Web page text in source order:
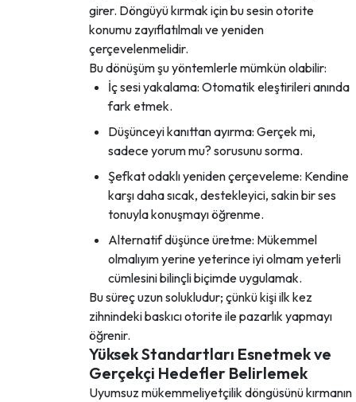
girer. Döngüyü kırmak için bu sesin otorite
konumu zayıflatılmalı ve yeniden
çerçevelenmelidir.
Bu dönüşüm şu yöntemlerle mümkün olabilir:
İç sesi yakalama: Otomatik eleştirileri anında
fark etmek.
Düşünceyi kanıttan ayırma: Gerçek mi,
sadece yorum mu? sorusunu sorma.
Şefkat odaklı yeniden çerçeveleme: Kendine
karşı daha sıcak, destekleyici, sakin bir ses
tonuyla konuşmayı öğrenme.
Alternatif düşünce üretme: Mükemmel
olmalıyım yerine yeterince iyi olmam yeterli
cümlesini bilinçli biçimde uygulamak.
Bu süreç uzun solukludur; çünkü kişi ilk kez
zihnindeki baskıcı otorite ile pazarlık yapmayı
öğrenir.
Yüksek Standartları Esnetmek ve
Gerçekçi Hedefler Belirlemek
Uyumsuz mükemmeliyetçilik döngüsünü kırmanın